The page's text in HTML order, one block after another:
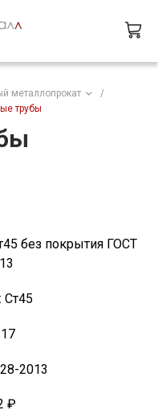
металлопрокат
/
трубы
без покрытия ГОСТ
Ст45
17
2013
₽